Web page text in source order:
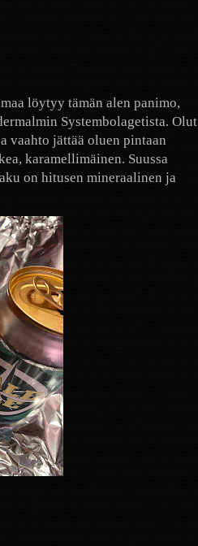
löytyy tämän alen panimo,
Systembolagetista. Olut
vaahto jättää oluen pintaan
karamellimäinen. Suussa
on hitusen mineraalinen ja